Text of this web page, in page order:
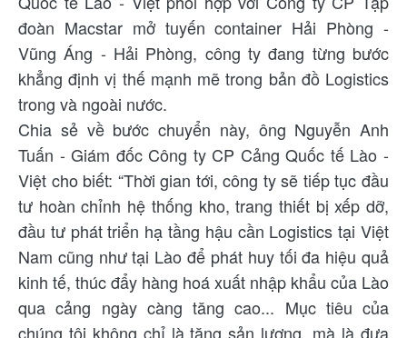
đoàn Macstar mở tuyến container Hải Phòng -
Vũng Áng - Hải Phòng, công ty đang từng bước
khẳng định vị thế mạnh mẽ trong bản đồ Logistics
trong và ngoài nước.
Chia sẻ về bước chuyển này, ông Nguyễn Anh
Tuấn - Giám đốc Công ty CP Cảng Quốc tế Lào -
Việt cho biết: “Thời gian tới, công ty sẽ tiếp tục đầu
tư hoàn chỉnh hệ thống kho, trang thiết bị xếp dỡ,
đầu tư phát triển hạ tầng hậu cần Logistics tại Việt
Nam cũng như tại Lào để phát huy tối đa hiệu quả
kinh tế, thúc đẩy hàng hoá xuất nhập khẩu của Lào
qua cảng ngày càng tăng cao... Mục tiêu của
chúng tôi không chỉ là tăng sản lượng, mà là đưa